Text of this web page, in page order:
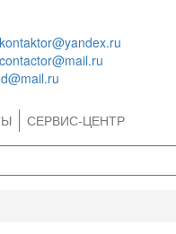
СЕРВИС-ЦЕНТР